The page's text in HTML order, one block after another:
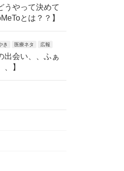
うやって決めて
とは？？】
き 医療ネタ 広報
出会い、、ふぁ
】